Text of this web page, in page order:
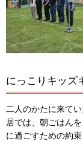
にっこりキッズ
二人のかたに来て
居では、朝ごはん
に過ごすための約